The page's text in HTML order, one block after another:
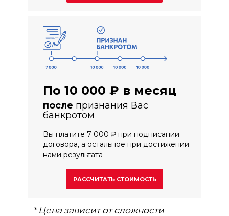
* Цена зависит от сложности
РАССЧИТАТЬ СТОИМОСТЬ
Вы платите 7 000 ₽ при подписании
договора, а остальное при достижении
нами результата
после признания Вас
банкротом
По 10 000 ₽ в месяц